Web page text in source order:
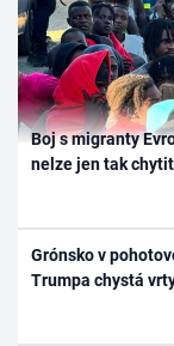
Boj s migranty
nelze jen tak
Grónsko v
Trumpa chystá